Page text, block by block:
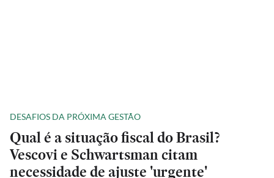
DESAFIOS DA PRÓXIMA GESTÃO
Qual é a situação fiscal do Brasil?
Vescovi e Schwartsman citam
necessidade de ajuste 'urgente'